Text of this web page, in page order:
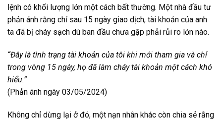
lệnh có khối lượng lớn một cách bất thường. Một nhà đầu tư
phản ánh rằng chỉ sau 15 ngày giao dịch, tài khoản của anh
ta đã bị cháy sạch dù ban đầu chưa gặp phải rủi ro lớn nào.
“Đây là tình trạng tài khoản của tôi khi mới tham gia và chỉ
trong vòng 15 ngày, họ đã làm cháy tài khoản một cách khó
hiểu.”
(Phản ánh ngày 03/05/2024)
Không chỉ dừng lại ở đó, một nạn nhân khác còn chia sẻ rằng